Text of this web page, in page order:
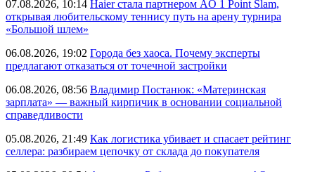
07.08.2026, 10:14 Haier стала партнером AO 1 Point Slam,
открывая любительскому теннису путь на арену турнира
«Большой шлем»
06.08.2026, 19:02 Города без хаоса. Почему эксперты
предлагают отказаться от точечной застройки
06.08.2026, 08:56 Владимир Постанюк: «Материнская
зарплата» — важный кирпичик в основании социальной
справедливости
05.08.2026, 21:49 Как логистика убивает и спасает рейтинг
селлера: разбираем цепочку от склада до покупателя